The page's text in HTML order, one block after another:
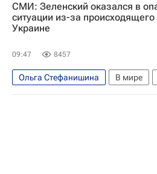
Владимир Зеленский
Валерий
Вооруженные силы Украины
СМИ: Зеленский оказался в
ситуации из-за происходящего
Украине
09:47 8457
Ольга Стефанишина В мире
США
Киев
Владимир